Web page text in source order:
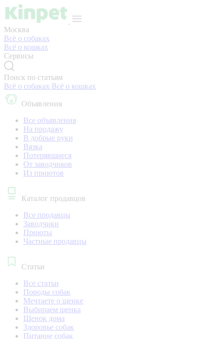
Москва
Всё о собаках
Всё о кошках
Сервисы
Поиск по статьям
Всё о собаках Всё о кошках
Объявления
Все объявления
На продажу
В добрые руки
Вязка
Потерявшиеся
От заводчиков
Из приютов
Каталог продавцов
Все продавцы
Заводчики
Приюты
Частные продавцы
Статьи
Все статьи
Породы собак
Мечтаете о щенке
Выбираем щенка
Щенок дома
Здоровье собак
Питание собак